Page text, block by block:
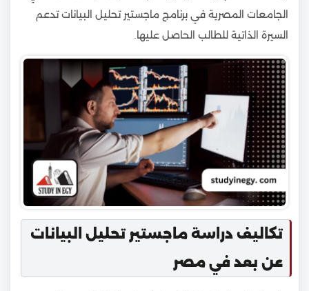
الجامعات المصرية في برنامج ماجستير تحليل البيانات تدعم
السيرة الذاتية للطالب الحاصل عليها.
تكاليف دراسة ماجستير تحليل البيانات
عن بعد في مصر